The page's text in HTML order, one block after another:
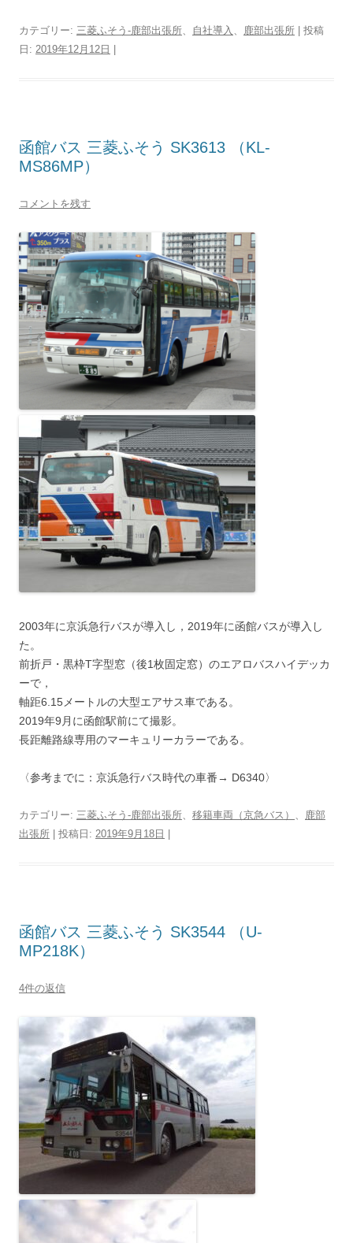
カテゴリー: 三菱ふそう-鹿部出張所 自社導入 鹿部出張所 | 投稿
日: 2019年12月12日
函館バス 三菱ふそう SK3613 （KL-
MS86MP）
コメントを残す
2003年に京浜急行バスが導入し，2019年に函館バスが導入し
た。
前折戸・黒枠T字型窓（後1枚固定窓）のエアロバスハイデッカ
ーで，
軸距6.15メートルの大型エアサス車である。
2019年9月に函館駅前にて撮影。
長距離路線専用のマーキュリーカラーである。
〈参考までに：京浜急行バス時代の車番→ D6340〉
カテゴリー: 三菱ふそう-鹿部出張所 移籍車両（京急バス）
鹿部
出張所 | 投稿日: 2019年9月18日
函館バス 三菱ふそう SK3544 （U-
MP218K）
4件の返信